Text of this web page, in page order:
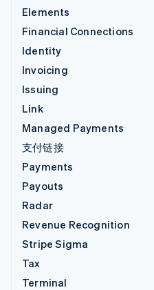
Elements
Financial Connections
Identity
Invoicing
Issuing
Link
Managed Payments
支付链接
Payments
Payouts
Radar
Revenue Recognition
Stripe Sigma
Tax
Terminal